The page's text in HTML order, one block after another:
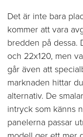
Det är inte bara
kommer att vara
bredden på dessa.
och 22x120, men
går även att
marknaden hittar
alternativ. De
intryck som känns
panelerna passar